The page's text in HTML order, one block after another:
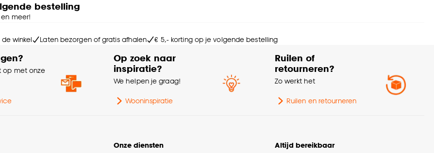
bestelling
meer!
winkel Laten bezorgen of gratis afhalen € 5,- korting op je volgende bestelling
op met onze
Op zoek naar
inspiratie?
We helpen je graag!
Wooninspiratie
Ruilen of
retourneren?
Zo werkt het
Ruilen en retourneren
Onze diensten
Altijd bereikbaar